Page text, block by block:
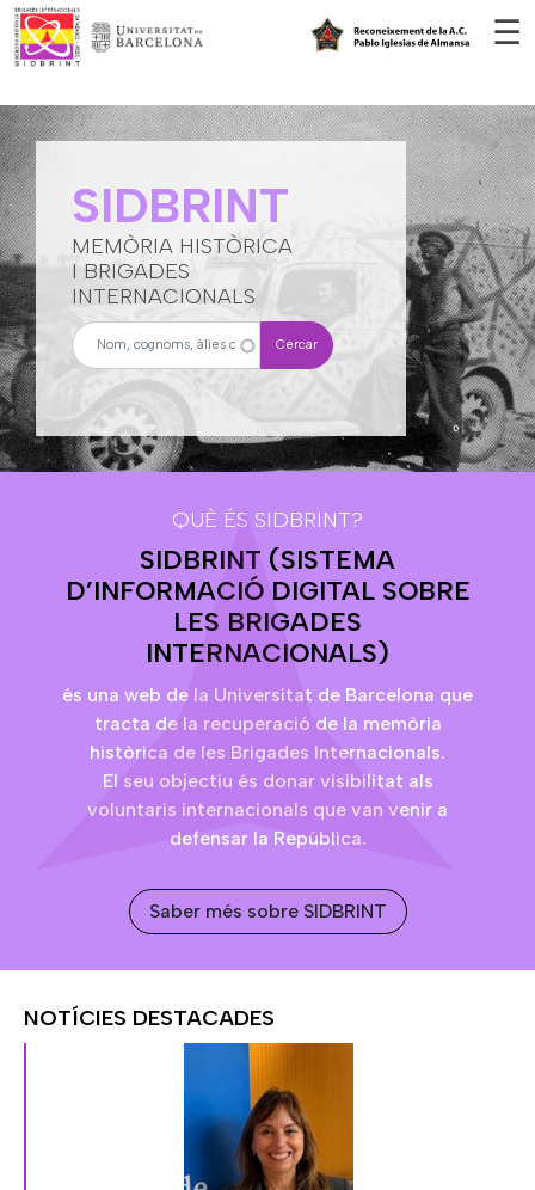
☰
SIDBRINT
MEMÒRIA HISTÒRICA
I BRIGADES
INTERNACIONALS
Cercar
QUÈ ÉS SIDBRINT?
SIDBRINT (SISTEMA
D’INFORMACIÓ DIGITAL SOBRE
LES BRIGADES
INTERNACIONALS)
és una web de la Universitat de Barcelona que
tracta de la recuperació de la memòria
històrica de les Brigades Internacionals.
El seu objectiu és donar visibilitat als
voluntaris internacionals que van venir a
defensar la República.
Saber més sobre SIDBRINT
NOTÍCIES DESTACADES